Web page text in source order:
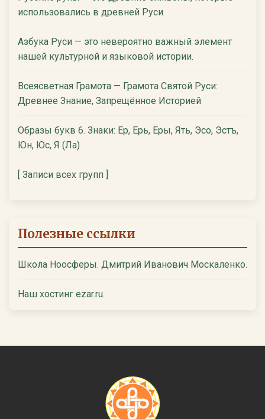
использовались в древней Руси
Азбука Руси — это невероятно важный элемент
нашей культурной и языковой истории.
Всеясветная Грамота — Грамота Святой Руси:
Древнее Знание, Запрещённое Историей
Образы букв 6. Знаки: Ер, Ерь, Еры, Ять, Эсо, Эстъ,
Юн, Юс, Я (Ла)
[ Записи всех групп ]
Полезные ссылки
Школа Ноосферы. Дмитрий Иванович Москаленко.
Наш хостинг ezar.ru.